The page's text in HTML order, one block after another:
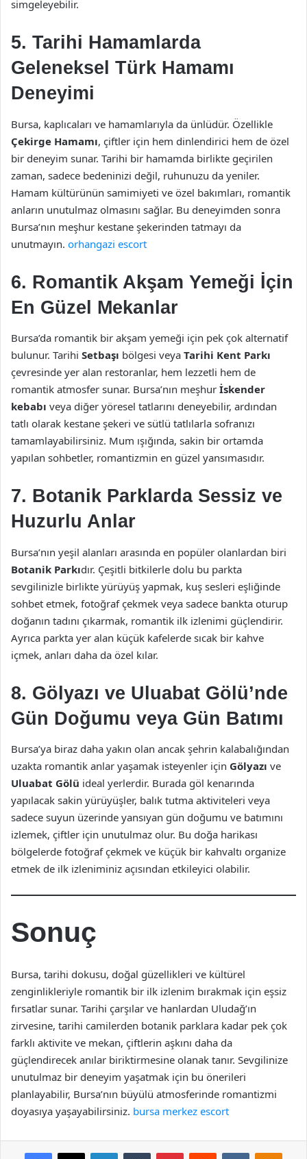
simgeleyebilir.
5. Tarihi Hamamlarda
Geleneksel Türk Hamamı
Deneyimi
Bursa, kaplıcaları ve hamamlarıyla da ünlüdür. Özellikle
Çekirge Hamamı, çiftler için hem dinlendirici hem de özel
bir deneyim sunar. Tarihi bir hamamda birlikte geçirilen
zaman, sadece bedeninizi değil, ruhunuzu da yeniler.
Hamam kültürünün samimiyeti ve özel bakımları, romantik
anların unutulmaz olmasını sağlar. Bu deneyimden sonra
Bursa’nın meşhur kestane şekerinden tatmayı da
unutmayın. orhangazi escort
6. Romantik Akşam Yemeği İçin
En Güzel Mekanlar
Bursa’da romantik bir akşam yemeği için pek çok alternatif
bulunur. Tarihi Setbaşı bölgesi veya Tarihi Kent Parkı
çevresinde yer alan restoranlar, hem lezzetli hem de
romantik atmosfer sunar. Bursa’nın meşhur İskender
kebabı veya diğer yöresel tatlarını deneyebilir, ardından
tatlı olarak kestane şekeri ve sütlü tatlılarla sofranızı
tamamlayabilirsiniz. Mum ışığında, sakin bir ortamda
yapılan sohbetler, romantizmin en güzel yansımasıdır.
7. Botanik Parklarda Sessiz ve
Huzurlu Anlar
Bursa’nın yeşil alanları arasında en popüler olanlardan biri
Botanik Parkıdır. Çeşitli bitkilerle dolu bu parkta
sevgilinizle birlikte yürüyüş yapmak, kuş sesleri eşliğinde
sohbet etmek, fotoğraf çekmek veya sadece bankta oturup
doğanın tadını çıkarmak, romantik ilk izlenimi güçlendirir.
Ayrıca parkta yer alan küçük kafelerde sıcak bir kahve
içmek, anları daha da özel kılar.
8. Gölyazı ve Uluabat Gölü’nde
Gün Doğumu veya Gün Batımı
Bursa’ya biraz daha yakın olan ancak şehrin kalabalığından
uzakta romantik anlar yaşamak isteyenler için Gölyazı ve
Uluabat Gölü ideal yerlerdir. Burada göl kenarında
yapılacak sakin yürüyüşler, balık tutma aktiviteleri veya
sadece suyun üzerinde yansıyan gün doğumu ve batımını
izlemek, çiftler için unutulmaz olur. Bu doğa harikası
bölgelerde fotoğraf çekmek ve küçük bir kahvaltı organize
etmek de ilk izleniminiz açısından etkileyici olabilir.
Sonuç
Bursa, tarihi dokusu, doğal güzellikleri ve kültürel
zenginlikleriyle romantik bir ilk izlenim bırakmak için eşsiz
fırsatlar sunar. Tarihi çarşılar ve hanlardan Uludağ’ın
zirvesine, tarihi camilerden botanik parklara kadar pek çok
farklı aktivite ve mekan, çiftlerin aşkını daha da
güçlendirecek anılar biriktirmesine olanak tanır. Sevgilinize
unutulmaz bir deneyim yaşatmak için bu önerileri
planlayabilir, Bursa’nın büyülü atmosferinde romantizmi
doyasıya yaşayabilirsiniz. bursa merkez escort
Facebook
X LinkedInTumblr PinterestReddit VKontakte